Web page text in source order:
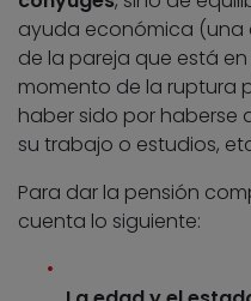
ayuda económica (una
de la pareja que está
momento de la ruptura
haber sido por haberse
su trabajo o estudios,
Para dar la pensión
cuenta lo siguiente: